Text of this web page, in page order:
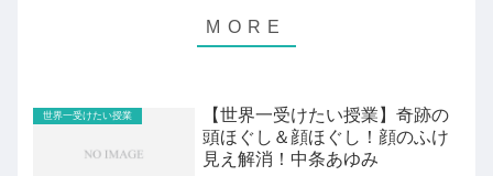
世界一受けたい授業
【世界一受けたい授業】奇跡の
頭ほぐし＆顔ほぐし！顔のふけ
見え解消！中条あゆみ